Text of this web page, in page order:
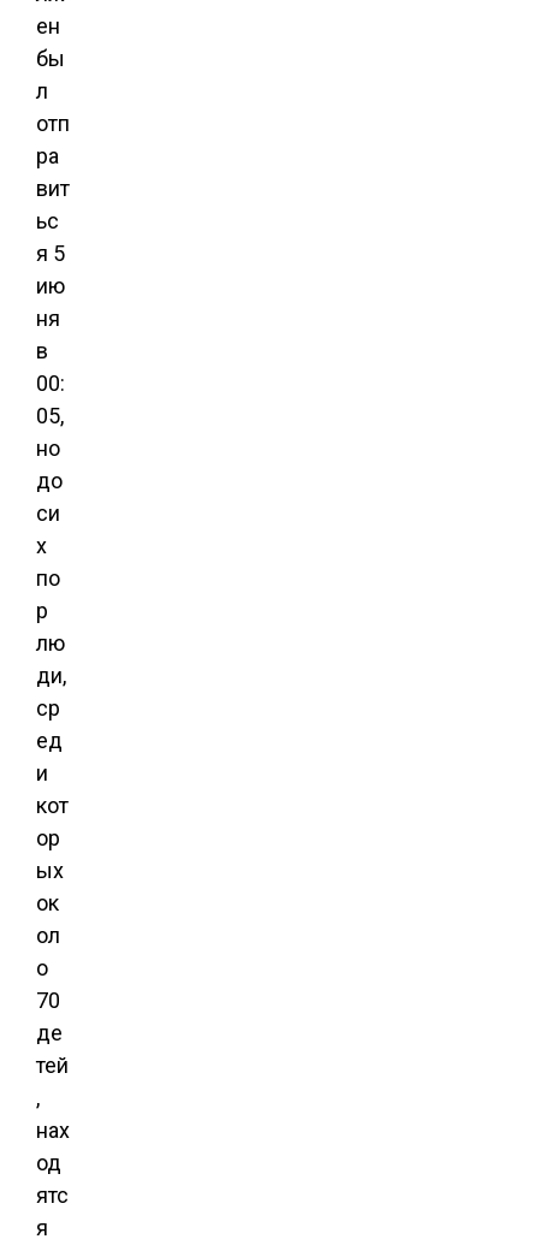
ен
бы
л
отп
ра
вит
ьс
я 5
ию
ня
в
00:
05,
но
до
си
х
по
р
лю
ди,
ср
ед
и
кот
ор
ых
ок
ол
о
70
де
тей
,
нах
од
ятс
я